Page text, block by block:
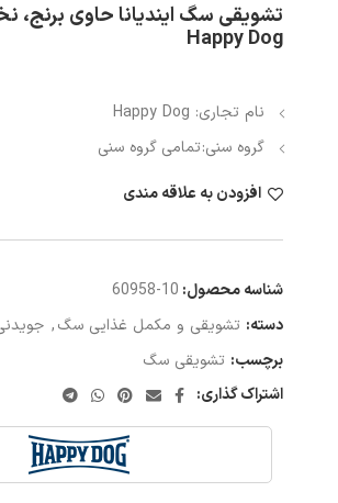
تشویقی سگ ایندیانا حاوی برنج،
Happy Dog
نام تجاری: Happy Dog
گروه سنی:تمامی گروه سنی
افزودن به علاقه مندی
شناسه محصول: 10-60958
دسته: تشویقی و مکمل غذایی سگ,
برچسب: تشویقی سگ
اشتراک گذاری: